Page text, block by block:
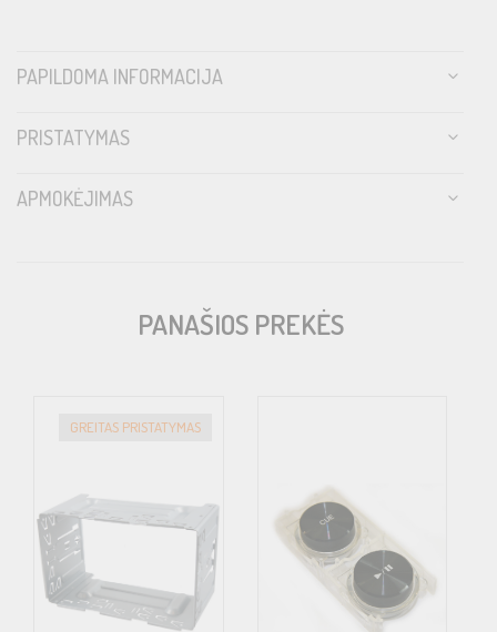
PAPILDOMA INFORMACIJA
PRISTATYMAS
APMOKĖJIMAS
PANAŠIOS PREKĖS
GREITAS PRISTATYMAS